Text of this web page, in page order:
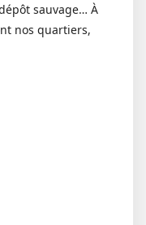
sauvage… À
nos quartiers,